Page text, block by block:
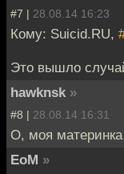
#7 | 28.08.14 16:23
Кому: Suicid.RU,
Это вышло
hawknsk »
#8 | 28.08.14 16:31
О, моя
EoM »